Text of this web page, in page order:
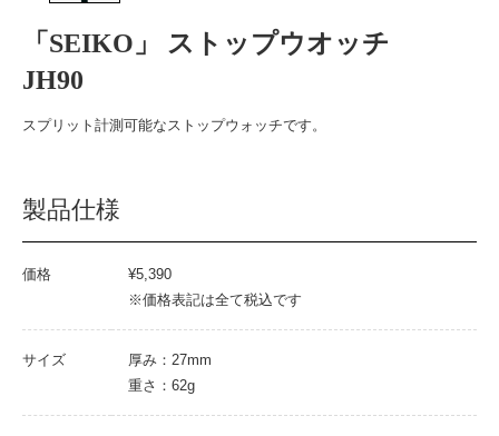
「SEIKO」 ストップウオッチ
JH90
スプリット計測可能なストップウォッチです。
製品仕様
価格
¥5,390
※価格表記は全て税込です
サイズ
厚み：27mm
重さ：62g